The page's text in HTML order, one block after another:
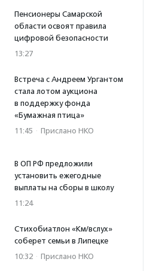
Пенсионеры Самарской
области освоят правила
цифровой безопасности
13:27
Встреча с Андреем Ургантом
стала лотом аукциона
в поддержку фонда
«Бумажная птица»
11:45 · Прислано НКО
В ОП РФ предложили
установить ежегодные
выплаты на сборы в школу
11:24
Стихобиатлон «Км/вслух»
соберет семьи в Липецке
10:32 · Прислано НКО